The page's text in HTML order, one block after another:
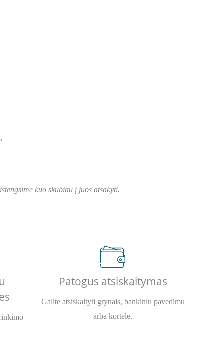
kuo skubiau į juos atsakyti.
Patogus atsiskaitymas
Galite atsiskaityti grynais, bankiniu pavedimu
arba kortele.